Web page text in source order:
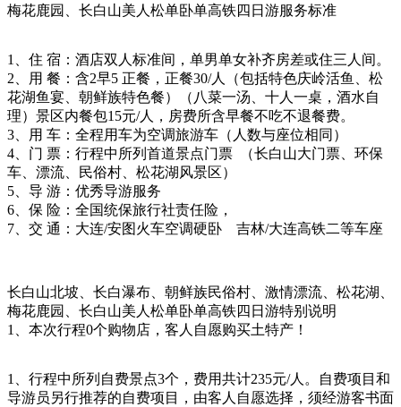
梅花鹿园、长白山美人松单卧单高铁四日游服务标准
1、住 宿：酒店双人标准间，单男单女补齐房差或住三人间。
2、用 餐：含2早5 正餐，正餐30/人（包括特色庆岭活鱼、松
花湖鱼宴、朝鲜族特色餐）（八菜一汤、十人一桌，酒水自
理）景区内餐包15元/人，房费所含早餐不吃不退餐费。
3、用 车：全程用车为空调旅游车（人数与座位相同）
4、门 票：行程中所列首道景点门票 （长白山大门票、环保
车、漂流、民俗村、松花湖风景区）
5、导 游：优秀导游服务
6、保 险：全国统保旅行社责任险，
7、交 通：大连/安图火车空调硬卧 吉林/大连高铁二等车座
长白山北坡、长白瀑布、朝鲜族民俗村、激情漂流、松花湖、
梅花鹿园、长白山美人松单卧单高铁四日游特别说明
1、本次行程0个购物店，客人自愿购买土特产！
1、行程中所列自费景点3个，费用共计235元/人。自费项目和
导游员另行推荐的自费项目，由客人自愿选择，须经游客书面